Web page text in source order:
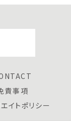
責事項
イトポリシー